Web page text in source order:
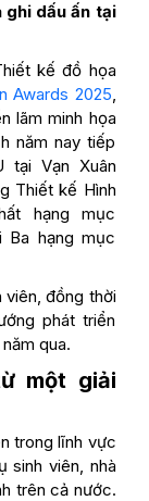
ghi dấu ấn tại
kế đồ họa
Awards 2025,
lãm minh họa
năm nay tiếp
tại Vạn Xuân
Thiết kế Hình
hạng mục
Ba hạng mục
viên, đồng thời
phát triển
qua.
một giải
trong lĩnh vực
sinh viên, nhà
trên cả nước.